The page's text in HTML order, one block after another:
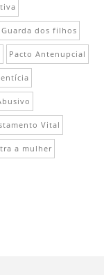
Guarda dos filhos
Pacto Antenupcial
Vital
a mulher